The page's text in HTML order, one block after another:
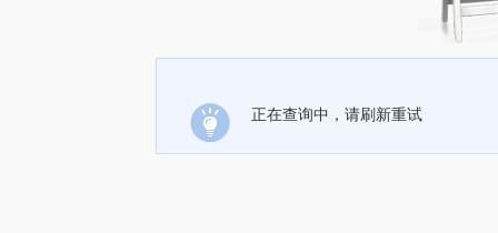
正在查询中，请刷新重试